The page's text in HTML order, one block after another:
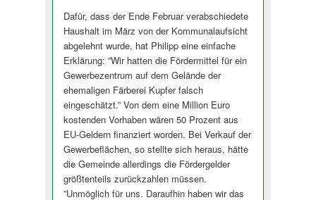
Dafür, dass der Ende Februar verabschiedete
Haushalt im März von der Kommunalaufsicht
abgelehnt wurde, hat Philipp eine einfache
Erklärung: ”Wir hatten die Fördermittel für ein
Gewerbezentrum auf dem Gelände der
ehemaligen Färberei Kupfer falsch
eingeschätzt.” Von dem eine Million Euro
kostenden Vorhaben wären 50 Prozent aus
EU-Geldern finanziert worden. Bei Verkauf der
Gewerbeflächen, so stellte sich heraus, hätte
die Gemeinde allerdings die Fördergelder
größtenteils zurückzahlen müssen.
”Unmöglich für uns. Daraufhin haben wir das